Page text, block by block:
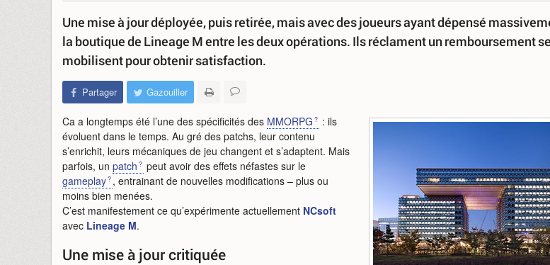
Une mise à jour déployée, puis retirée, mais avec des joueurs ayant dépensé
la boutique de Lineage M entre les deux opérations. Ils réclament un remboursement se
mobilisent pour obtenir satisfaction.
Partager Gazouiller
Ca a longtemps été l’une des spécificités des MMORPG
: ils
évoluent dans le temps. Au gré des patchs, leur contenu
s’enrichit, leurs mécaniques de jeu changent et s’adaptent. Mais
parfois, un patch
peut avoir des effets néfastes sur le
gameplay , entrainant de nouvelles modifications – plus ou
moins bien menées.
C’est manifestement ce qu’expérimente actuellement NCsoft
avec Lineage M.
Une mise à jour critiquée